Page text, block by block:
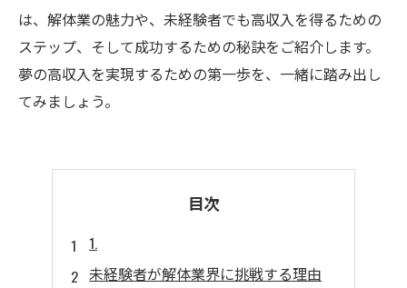
は、解体業の魅力や、未経験者でも高収入を得るための
ステップ、そして成功するための秘訣をご紹介します。
夢の高収入を実現するための第一歩を、一緒に踏み出し
てみましょう。
目次
1.
未経験者が解体業界に挑戦する理由